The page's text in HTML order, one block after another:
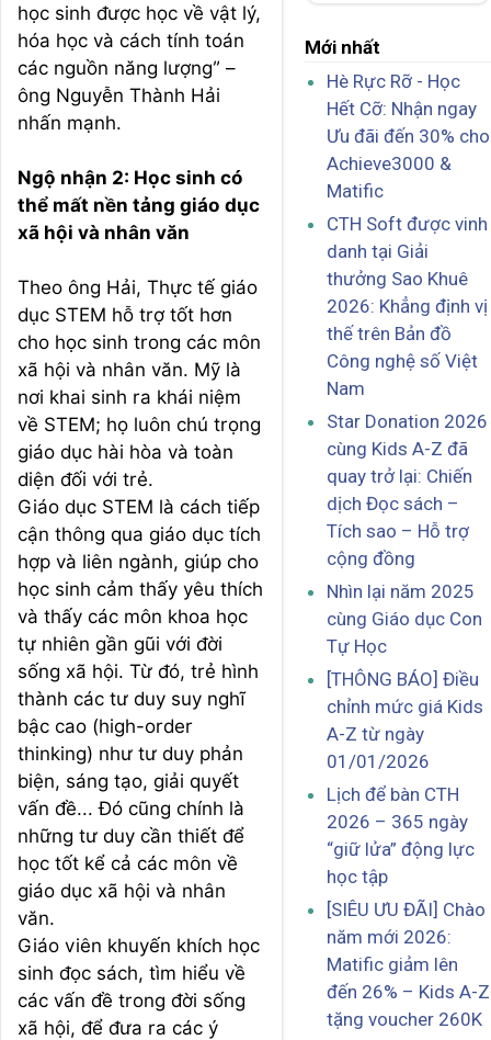
học sinh được học về vật lý,
hóa học và cách tính toán
các nguồn năng lượng” –
ông Nguyễn Thành Hải
nhấn mạnh.
Ngộ nhận 2: Học sinh có
thể mất nền tảng giáo dục
xã hội và nhân văn
Theo ông Hải, Thực tế giáo
dục STEM hỗ trợ tốt hơn
cho học sinh trong các môn
xã hội và nhân văn. Mỹ là
nơi khai sinh ra khái niệm
về STEM; họ luôn chú trọng
giáo dục hài hòa và toàn
diện đối với trẻ.
Giáo dục STEM là cách tiếp
cận thông qua giáo dục tích
hợp và liên ngành, giúp cho
học sinh cảm thấy yêu thích
và thấy các môn khoa học
tự nhiên gần gũi với đời
sống xã hội. Từ đó, trẻ hình
thành các tư duy suy nghĩ
bậc cao (high-order
thinking) như tư duy phản
biện, sáng tạo, giải quyết
vấn đề... Đó cũng chính là
những tư duy cần thiết để
học tốt kể cả các môn về
giáo dục xã hội và nhân
văn.
Giáo viên khuyến khích học
sinh đọc sách, tìm hiểu về
các vấn đề trong đời sống
xã hội, để đưa ra các ý
Mới nhất
Hè Rực Rỡ - Học
Hết Cỡ: Nhận ngay
Ưu đãi đến 30% cho
Achieve3000 &
Matific
CTH Soft được vinh
danh tại Giải
thưởng Sao Khuê
2026: Khẳng định vị
thế trên Bản đồ
Công nghệ số Việt
Nam
Star Donation 2026
cùng Kids A-Z đã
quay trở lại: Chiến
dịch Đọc sách –
Tích sao – Hỗ trợ
cộng đồng
Nhìn lại năm 2025
cùng Giáo dục Con
Tự Học
[THÔNG BÁO] Điều
chỉnh mức giá Kids
A-Z từ ngày
01/01/2026
Lịch để bàn CTH
2026 – 365 ngày
“giữ lửa” động lực
học tập
[SIÊU ƯU ĐÃI] Chào
năm mới 2026:
Matific giảm lên
đến 26% – Kids A-Z
tặng voucher 260K